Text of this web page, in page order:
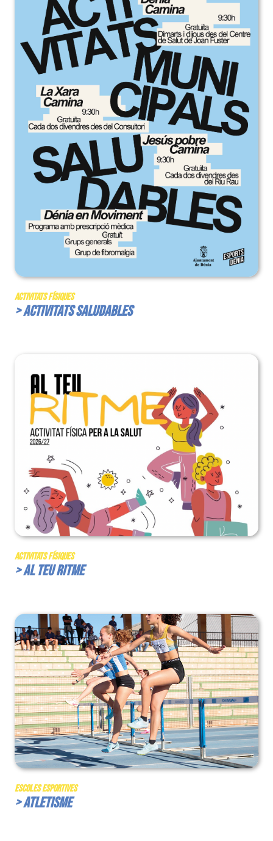
Activitats Físiques
> Activitats Saludables
Activitats Físiques
> Al teu ritme
Escoles Esportives
> Atletisme